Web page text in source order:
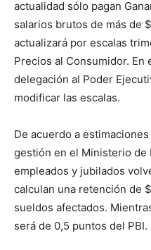
actualidad sólo pagan
salarios brutos de más de
actualizará por escalas
Precios al Consumidor.
delegación al Poder
modificar las escalas.
De acuerdo a
gestión en el Ministerio de
empleados y jubilados
calculan una retención de
sueldos afectados.
será de 0,5 puntos del PBI.